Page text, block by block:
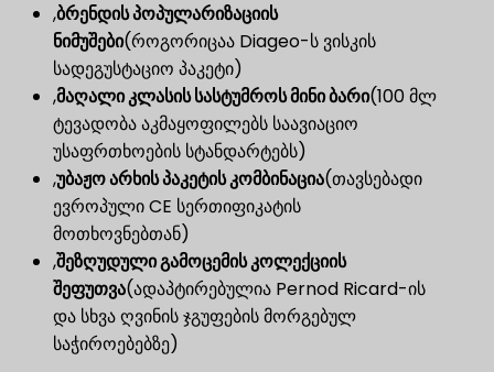
,ბრენდის პოპულარიზაციის
ნიმუშები(როგორიცაა Diageo-ს ვისკის
სადეგუსტაციო პაკეტი)
,მაღალი კლასის სასტუმროს მინი ბარი(100 მლ
ტევადობა აკმაყოფილებს საავიაციო
უსაფრთხოების სტანდარტებს)
,უბაჟო არხის პაკეტის კომბინაცია(თავსებადი
ევროპული CE სერთიფიკატის
მოთხოვნებთან)
,შეზღუდული გამოცემის კოლექციის
შეფუთვა(ადაპტირებულია Pernod Ricard-ის
და სხვა ღვინის ჯგუფების მორგებულ
საჭიროებებზე)